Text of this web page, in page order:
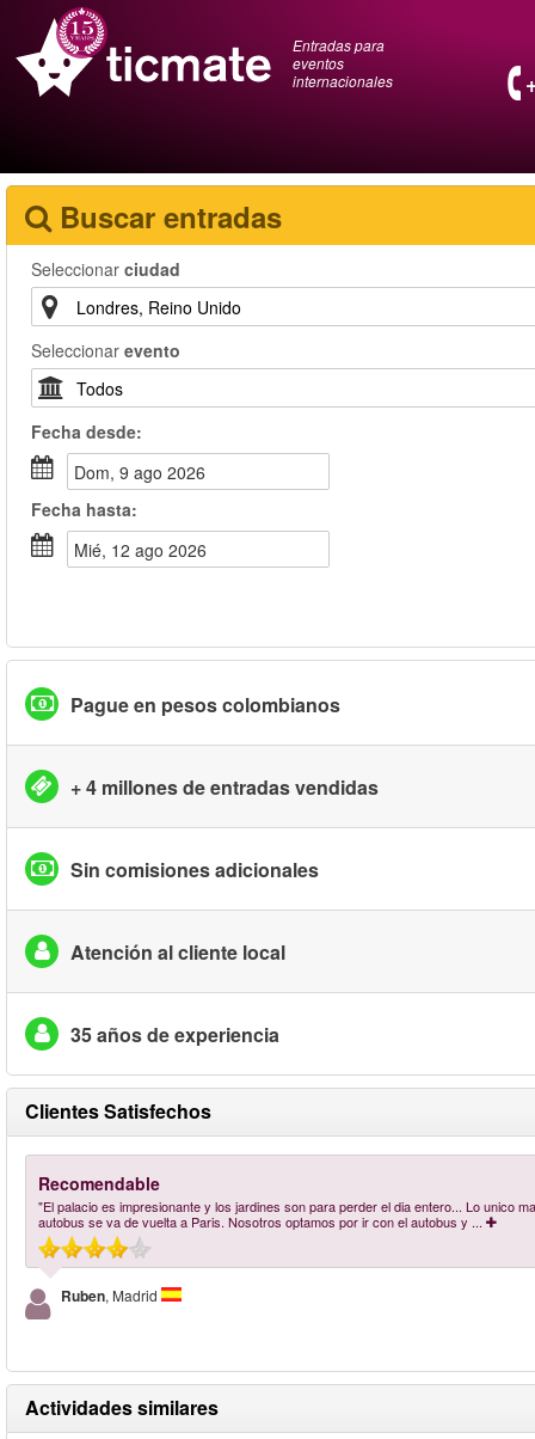
Entradas para
eventos
internacionales
Buscar entradas
Seleccionar ciudad
Seleccionar evento
Fecha desde:
dom, 9 ago 2026
Fecha hasta:
mié, 12 ago 2026
Pague en pesos colombianos
+ 4 millones de entradas vendidas
Sin comisiones adicionales
Atención al cliente local
35 años de experiencia
Clientes Satisfechos
Recomendable
"El palacio es impresionante y los jardines son para perder el dia entero... Lo unico
autobus se va de vuelta a Paris. Nosotros optamos por ir con el autobus y ...
Ruben, Madrid
Actividades similares